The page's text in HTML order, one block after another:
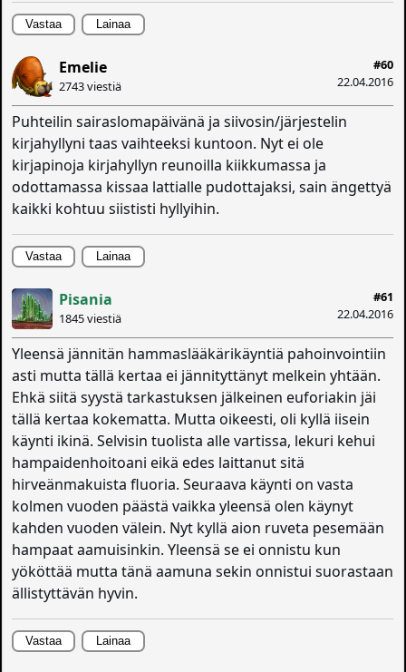
Vastaa Lainaa
#60
22.04.2016
Emelie
2743 viestiä
Puhteilin sairaslomapäivänä ja siivosin/järjestelin
kirjahyllyni taas vaihteeksi kuntoon. Nyt ei ole
kirjapinoja kirjahyllyn reunoilla kiikkumassa ja
odottamassa kissaa lattialle pudottajaksi, sain ängettyä
kaikki kohtuu siististi hyllyihin.
Vastaa Lainaa
#61
22.04.2016
Pisania
1845 viestiä
Yleensä jännitän hammaslääkärikäyntiä pahoinvointiin
asti mutta tällä kertaa ei jännityttänyt melkein yhtään.
Ehkä siitä syystä tarkastuksen jälkeinen euforiakin jäi
tällä kertaa kokematta. Mutta oikeesti, oli kyllä iisein
käynti ikinä. Selvisin tuolista alle vartissa, lekuri kehui
hampaidenhoitoani eikä edes laittanut sitä
hirveänmakuista fluoria. Seuraava käynti on vasta
kolmen vuoden päästä vaikka yleensä olen käynyt
kahden vuoden välein. Nyt kyllä aion ruveta pesemään
hampaat aamuisinkin. Yleensä se ei onnistu kun
yököttää mutta tänä aamuna sekin onnistui suorastaan
ällistyttävän hyvin.
Vastaa Lainaa